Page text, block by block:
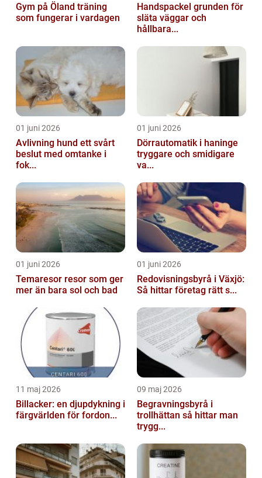
Gym på Öland träning
som fungerar i vardagen
Handspackel grunden för
släta väggar och
hållbara...
01 juni 2026
Avlivning hund ett svårt
beslut med omtanke i
fok...
01 juni 2026
Dörrautomatik i haninge
tryggare och smidigare
va...
01 juni 2026
Temaresor resor som ger
mer än bara sol och bad
01 juni 2026
Redovisningsbyrå i Växjö:
Så hittar företag rätt s...
11 maj 2026
Billacker: en djupdykning i
färgvärlden för fordon...
09 maj 2026
Begravningsbyrå i
trollhättan så hittar man
trygg...